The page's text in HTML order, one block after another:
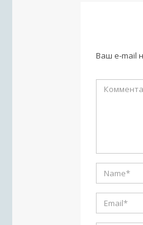
Ваш e-mail